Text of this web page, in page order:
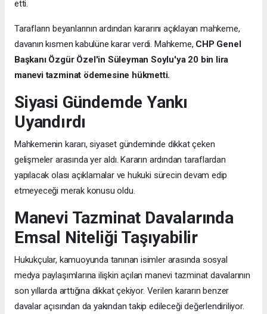
etti.
Tarafların beyanlarının ardından kararını açıklayan mahkeme,
davanın kısmen kabulüne karar verdi. Mahkeme, CHP Genel
Başkanı Özgür Özel'in Süleyman Soylu'ya 20 bin lira
manevi tazminat ödemesine hükmetti.
Siyasi Gündemde Yankı
Uyandırdı
Mahkemenin kararı, siyaset gündeminde dikkat çeken
gelişmeler arasında yer aldı. Kararın ardından taraflardan
yapılacak olası açıklamalar ve hukuki sürecin devam edip
etmeyeceği merak konusu oldu.
Manevi Tazminat Davalarında
Emsal Niteliği Taşıyabilir
Hukukçular, kamuoyunda tanınan isimler arasında sosyal
medya paylaşımlarına ilişkin açılan manevi tazminat davalarının
son yıllarda arttığına dikkat çekiyor. Verilen kararın benzer
davalar açısından da yakından takip edileceği değerlendiriliyor.